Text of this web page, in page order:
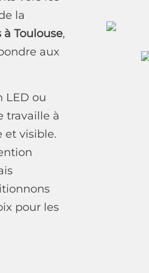
la
Toulouse,
aux
LED ou
travaille à
et visible.
pour les